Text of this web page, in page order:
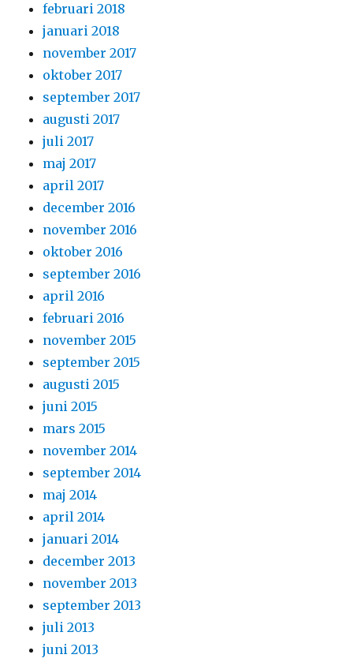
februari 2018
januari 2018
november 2017
oktober 2017
september 2017
augusti 2017
juli 2017
maj 2017
april 2017
december 2016
november 2016
oktober 2016
september 2016
april 2016
februari 2016
november 2015
september 2015
augusti 2015
juni 2015
mars 2015
november 2014
september 2014
maj 2014
april 2014
januari 2014
december 2013
november 2013
september 2013
juli 2013
juni 2013